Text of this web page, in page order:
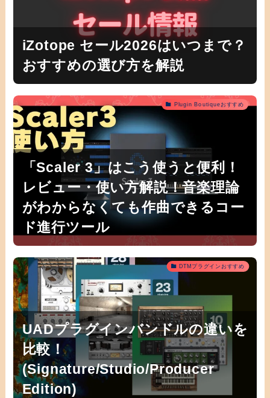
iZotope セール2026はいつまで？
おすすめの選び方を解説
Plugin Boutiqueおすすめ
「Scaler 3」はこう使うと便利！
レビュー・使い方解説！音楽理論
がわからなくても作曲できるコー
ド進行ツール
DTMプラグインおすすめ
UADプラグインバンドルの違いを
比較！
(Signature/Studio/Producer
Edition)